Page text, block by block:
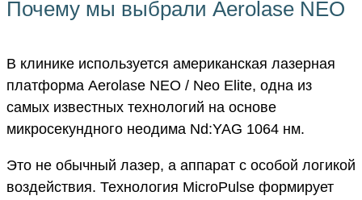
Почему мы выбрали Aerolase NEO
В клинике используется американская лазерная
платформа Aerolase NEO / Neo Elite, одна из
самых известных технологий на основе
микросекундного неодима Nd:YAG 1064 нм.
Это не обычный лазер, а аппарат с особой логикой
воздействия. Технология MicroPulse формирует